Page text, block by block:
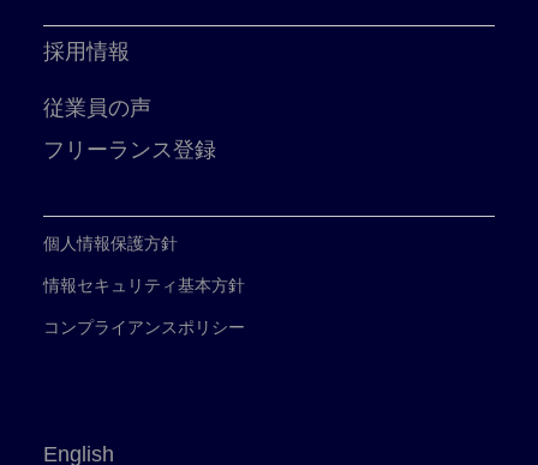
採用情報
従業員の声
フリーランス登録
個人情報保護方針
情報セキュリティ基本方針
コンプライアンスポリシー
English